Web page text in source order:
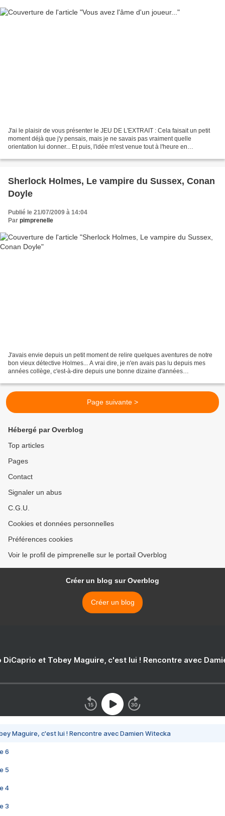
J'ai le plaisir de vous présenter le JEU DE L'EXTRAIT : Cela faisait un petit
moment déjà que j'y pensais, mais je ne savais pas vraiment quelle
orientation lui donner... Et puis, l'idée m'est venue tout à l'heure en
Sherlock Holmes, Le vampire du Sussex, Conan
Doyle
Publié le 21/07/2009 à 14:04
Par pimprenelle
J'avais envie depuis un petit moment de relire quelques aventures de notre
bon vieux détective Holmes... A vrai dire, je n'en avais pas lu depuis mes
années collège, c'est-à-dire depuis une bonne dizaine d'années
Page suivante >
Hébergé par Overblog
Top articles
Pages
Contact
Signaler un abus
C.G.U.
Cookies et données personnelles
Préférences cookies
Voir le profil de pimprenelle sur le portail Overblog
Créer un blog sur Overblog
Créer un blog
DiCaprio et Tobey Maguire, c'est lui ! Rencontre avec
Maguire, c'est lui ! Rencontre avec Damien Witecka
6
5
4
3